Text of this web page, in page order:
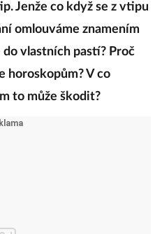
Jenže co když se z vtipu
omlouváme znamením
vlastních pastí? Proč
horoskopům? V co
to může škodit?